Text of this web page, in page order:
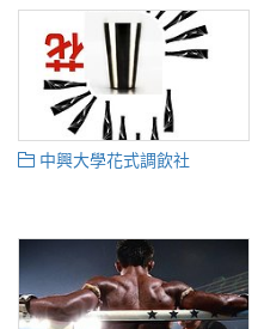
中興大學花式調飲社